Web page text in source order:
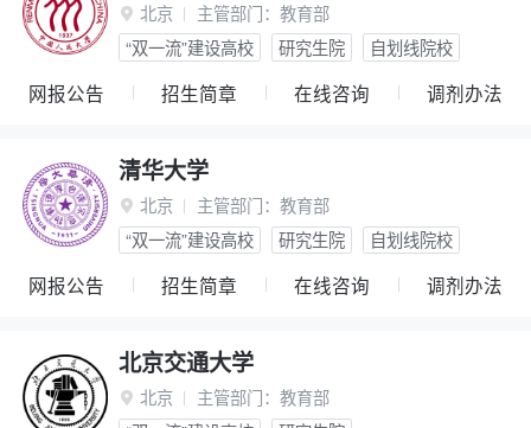
 北京 主管部门： 教育部
“双一流”建设高校
研究生院 自划线院校
网报公告 招生简章 在线咨询 调剂办法
清华大学
 北京 主管部门： 教育部
“双一流”建设高校
研究生院 自划线院校
网报公告 招生简章 在线咨询 调剂办法
北京交通大学
 北京 主管部门： 教育部